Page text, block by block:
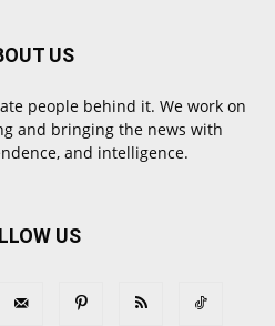
US
people behind it. We work on
and bringing the news with
and intelligence.
US